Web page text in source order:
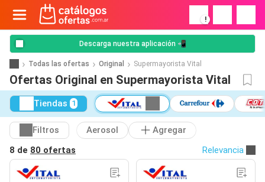
!
Descarga nuestra aplicación 📲
Todas las ofertas Original Supermayorista Vital
Ofertas Original en Supermayorista Vital
Tiendas 1
Filtros Aerosol
Agregar
8 de 80 ofertas Relevancia